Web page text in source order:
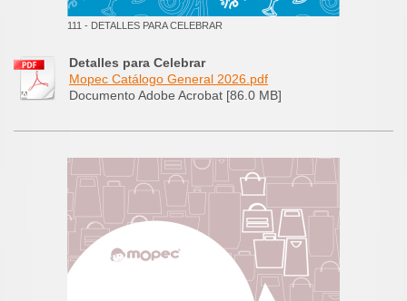
111 - DETALLES PARA CELEBRAR
Detalles para Celebrar
Mopec Catálogo General 2026.pdf
Documento Adobe Acrobat [86.0 MB]